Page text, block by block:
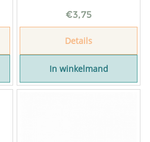
€3,75
Details
In winkelmand